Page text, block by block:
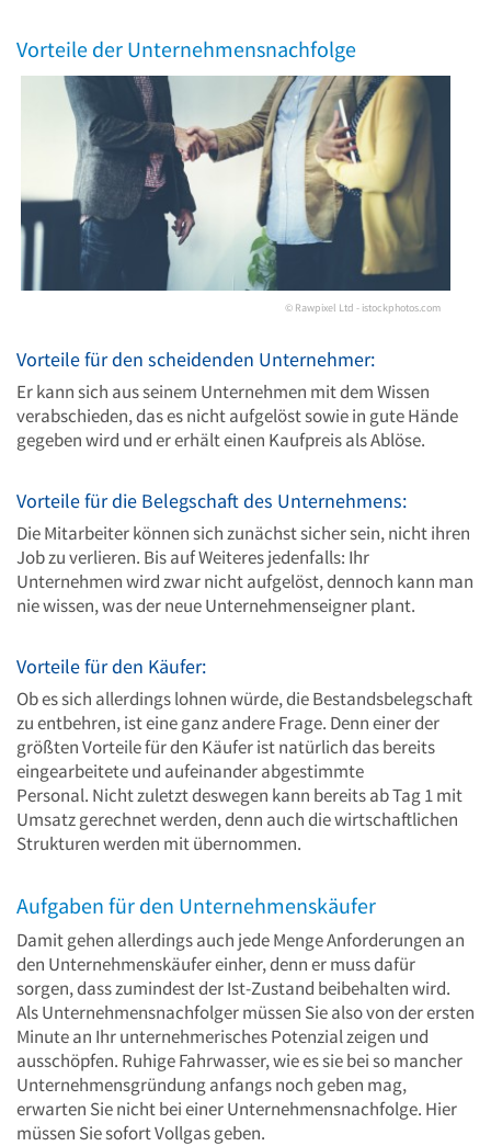
Vorteile der Unternehmensnachfolge
© Rawpixel Ltd - istockphotos.com
Vorteile für den scheidenden Unternehmer:
Er kann sich aus seinem Unternehmen mit dem Wissen
verabschieden, das es nicht aufgelöst sowie in gute Hände
gegeben wird und er erhält einen Kaufpreis als Ablöse.
Vorteile für die Belegschaft des Unternehmens:
Die Mitarbeiter können sich zunächst sicher sein, nicht ihren
Job zu verlieren. Bis auf Weiteres jedenfalls: Ihr
Unternehmen wird zwar nicht aufgelöst, dennoch kann man
nie wissen, was der neue Unternehmenseigner plant.
Vorteile für den Käufer:
Ob es sich allerdings lohnen würde, die Bestandsbelegschaft
zu entbehren, ist eine ganz andere Frage. Denn einer der
größten Vorteile für den Käufer ist natürlich das bereits
eingearbeitete und aufeinander abgestimmte
Personal. Nicht zuletzt deswegen kann bereits ab Tag 1 mit
Umsatz gerechnet werden, denn auch die wirtschaftlichen
Strukturen werden mit übernommen.
Aufgaben für den Unternehmenskäufer
Damit gehen allerdings auch jede Menge Anforderungen an
den Unternehmenskäufer einher, denn er muss dafür
sorgen, dass zumindest der Ist-Zustand beibehalten wird.
Als Unternehmensnachfolger müssen Sie also von der ersten
Minute an Ihr unternehmerisches Potenzial zeigen und
ausschöpfen. Ruhige Fahrwasser, wie es sie bei so mancher
Unternehmensgründung anfangs noch geben mag,
erwarten Sie nicht bei einer Unternehmensnachfolge. Hier
müssen Sie sofort Vollgas geben.